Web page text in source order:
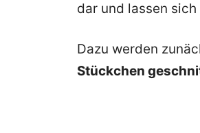
dar und lassen sich
Dazu werden
Stückchen